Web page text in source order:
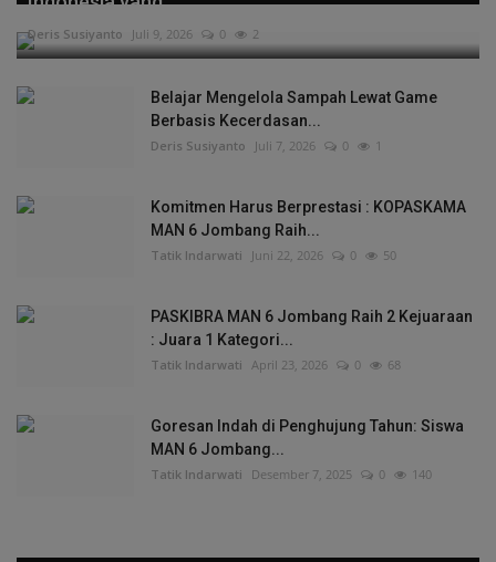
Deris Susiyanto Juli 9, 2026 0 2
Belajar Mengelola Sampah Lewat Game
Berbasis Kecerdasan...
Deris Susiyanto Juli 7, 2026 0 1
Komitmen Harus Berprestasi : KOPASKAMA
MAN 6 Jombang Raih...
Tatik Indarwati Juni 22, 2026 0 50
PASKIBRA MAN 6 Jombang Raih 2 Kejuaraan
: Juara 1 Kategori...
Tatik Indarwati April 23, 2026 0 68
Goresan Indah di Penghujung Tahun: Siswa
MAN 6 Jombang...
Tatik Indarwati Desember 7, 2025 0 140